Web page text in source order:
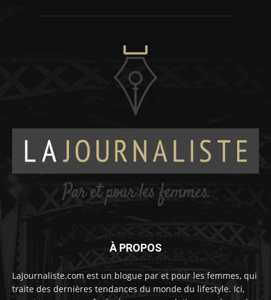
À PROPOS
LaJournaliste.com est un blogue par et pour les femmes, qui
traite des dernières tendances du monde du lifestyle. Ici,